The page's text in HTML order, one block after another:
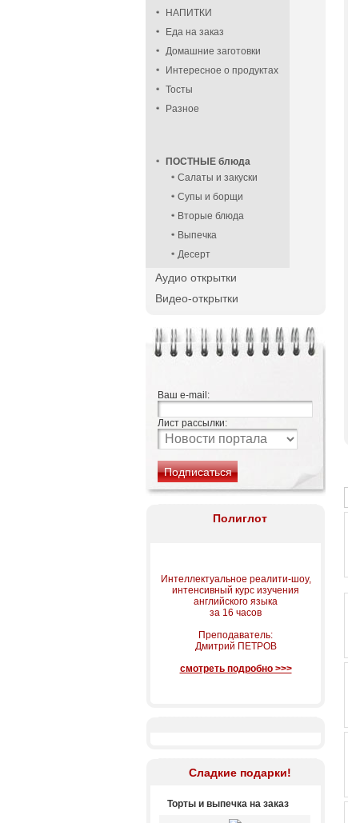
НАПИТКИ
Еда на заказ
Домашние заготовки
Интересное о продуктах
Тосты
Разное
ПОСТНЫЕ блюда
Салаты и закуски
Супы и борщи
Вторые блюда
Выпечка
Десерт
Аудио открытки
Видео-открытки
Ваш e-mail:
Лист рассылки:
Полиглот
Интеллектуальное реалити-шоу,
интенсивный курс изучения
английского языка
за 16 часов
Преподаватель:
Дмитрий ПЕТРОВ
смотреть подробно >>>
Сладкие подарки!
Торты и выпечка на заказ